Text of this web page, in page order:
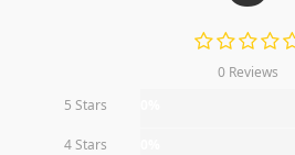
0 Reviews
5 Stars
4 Stars